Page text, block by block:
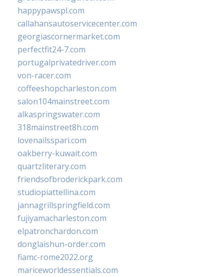
happypawspl.com
callahansautoservicecenter.com
georgiascornermarket.com
perfectfit24-7.com
portugalprivatedriver.com
von-racer.com
coffeeshopcharleston.com
salon104mainstreet.com
alkaspringswater.com
318mainstreet8h.com
lovenailsspari.com
oakberry-kuwait.com
quartzliterary.com
friendsofbroderickpark.com
studiopiattellina.com
jannagrillspringfield.com
fujiyamacharleston.com
elpatronchardon.com
donglaishun-order.com
fiamc-rome2022.org
mariceworldessentials.com